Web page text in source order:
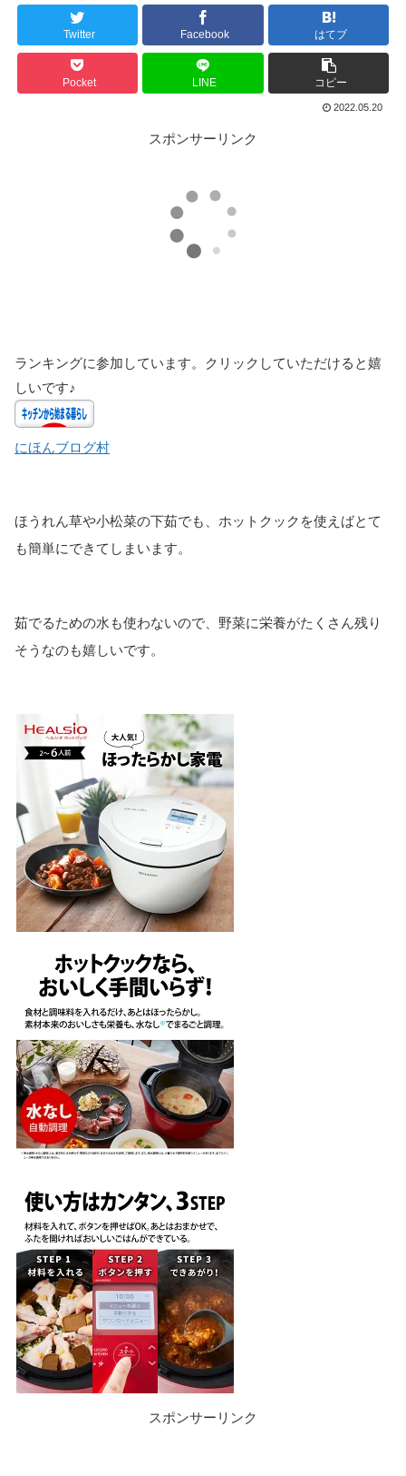
Twitter Facebook はてブ
Pocket LINE コピー
2022.05.20
スポンサーリンク
ランキングに参加しています。クリックしていただけると嬉
しいです♪
にほんブログ村
ほうれん草や小松菜の下茹でも、ホットクックを使えばとて
も簡単にできてしまいます。
茹でるための水も使わないので、野菜に栄養がたくさん残り
そうなのも嬉しいです。
スポンサーリンク